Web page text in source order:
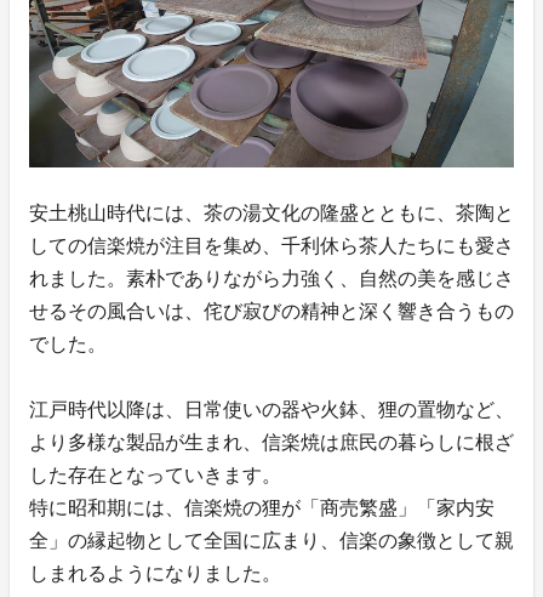
安土桃山時代には、茶の湯文化の隆盛とともに、茶陶と
しての信楽焼が注目を集め、千利休ら茶人たちにも愛さ
れました。素朴でありながら力強く、自然の美を感じさ
せるその風合いは、侘び寂びの精神と深く響き合うもの
でした。
江戸時代以降は、日常使いの器や火鉢、狸の置物など、
より多様な製品が生まれ、信楽焼は庶民の暮らしに根ざ
した存在となっていきます。
特に昭和期には、信楽焼の狸が「商売繁盛」「家内安
全」の縁起物として全国に広まり、信楽の象徴として親
しまれるようになりました。